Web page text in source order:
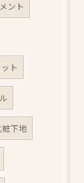
ント
ト
粧下地